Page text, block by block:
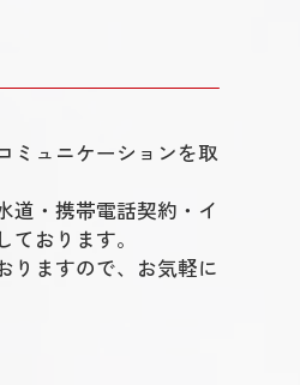
ミュニケーションを取
道・携帯電話契約・イ
おります。
りますので、お気軽に